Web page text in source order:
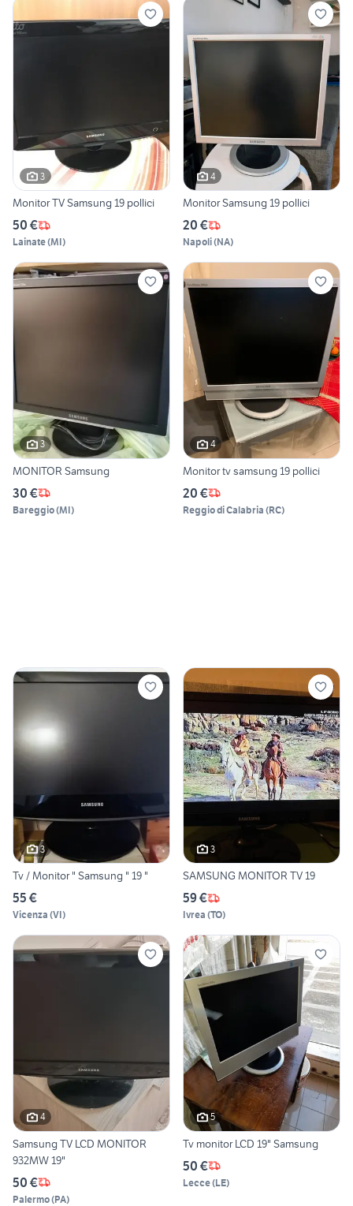
3
Monitor TV Samsung 19 pollici
50 €
Lainate(MI)
4
Monitor Samsung 19 pollici
20 €
Napoli(NA)
3
MONITOR Samsung
30 €
Bareggio(MI)
4
Monitor tv samsung 19 pollici
20 €
Reggio di Calabria (RC)
3
Tv / Monitor " Samsung " 19 "
55 €
Vicenza (VI)
3
SAMSUNG MONITOR TV 19
59 €
Ivrea (TO)
4
Samsung TV LCD MONITOR
932MW 19"
50 €
Palermo(PA)
5
Tv monitor LCD 19" Samsung
50 €
Lecce(LE)